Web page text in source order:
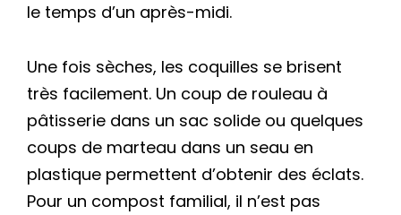
le temps d’un après-midi.
Une fois sèches, les coquilles se brisent
très facilement. Un coup de rouleau à
pâtisserie dans un sac solide ou quelques
coups de marteau dans un seau en
plastique permettent d’obtenir des éclats.
Pour un compost familial, il n’est pas